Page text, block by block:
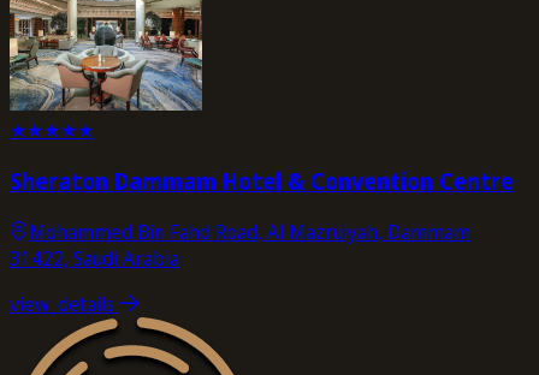
★★★★★
Sheraton Dammam Hotel & Convention Centre
Mohammed Bin Fahd Road, Al Mazruiyah, Dammam
31422, Saudi Arabia
view_details